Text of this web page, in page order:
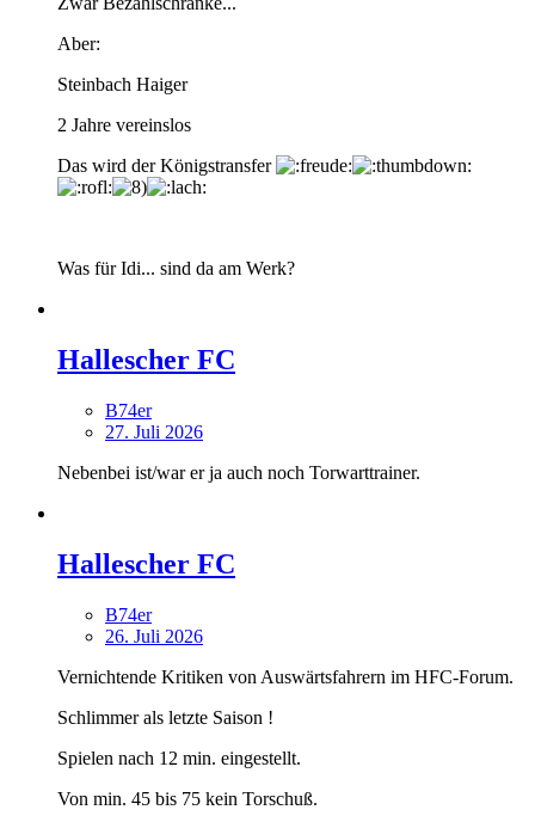
Aber:
Steinbach Haiger
2 Jahre vereinslos
Das wird der Königstransfer
Was für Idi... sind da am Werk?
Hallescher FC
B74er
27. Juli 2026
Nebenbei ist/war er ja auch noch Torwarttrainer.
Hallescher FC
B74er
26. Juli 2026
Vernichtende Kritiken von Auswärtsfahrern im HFC-Forum.
Schlimmer als letzte Saison !
Spielen nach 12 min. eingestellt.
Von min. 45 bis 75 kein Torschuß.